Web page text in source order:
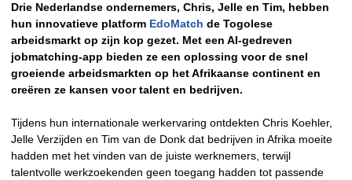
Drie Nederlandse ondernemers, Chris, Jelle en Tim, hebben
hun innovatieve platform EdoMatch de Togolese
arbeidsmarkt op zijn kop gezet. Met een AI-gedreven
jobmatching-app bieden ze een oplossing voor de snel
groeiende arbeidsmarkten op het Afrikaanse continent en
creëren ze kansen voor talent en bedrijven.
Tijdens hun internationale werkervaring ontdekten Chris Koehler,
Jelle Verzijden en Tim van de Donk dat bedrijven in Afrika moeite
hadden met het vinden van de juiste werknemers, terwijl
talentvolle werkzoekenden geen toegang hadden tot passende